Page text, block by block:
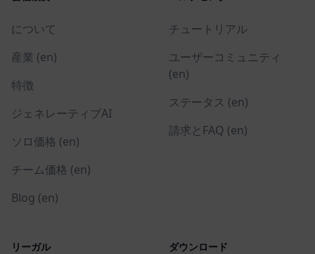
について
産業 (en)
特徴
ジェネレーティブAI
ソロ価格 (en)
チーム価格 (en)
Blog (en)
チュートリアル
ユーザーコミュニティ
(en)
ステータス (en)
請求とFAQ (en)
リーガル ダウンロード